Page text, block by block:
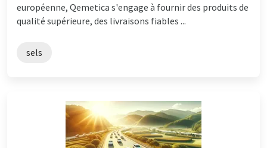
européenne, Qemetica s'engage à fournir des produits de
qualité supérieure, des livraisons fiables ...
sels